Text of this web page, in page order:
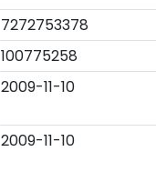
7272753378
100775258
2009-11-10
2009-11-10